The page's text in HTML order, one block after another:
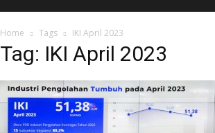
Home Tags IKI April 2023
Tag: IKI April 2023